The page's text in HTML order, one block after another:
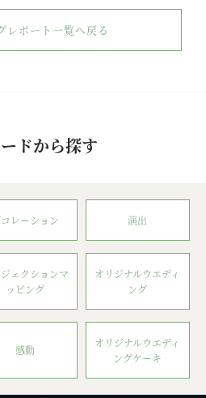
レポート一覧へ戻る
ドから探す
レーション 演出
ェクションマ
ッピング
オリジナルウエディ
ング
感動
オリジナルウエディ
ングケーキ